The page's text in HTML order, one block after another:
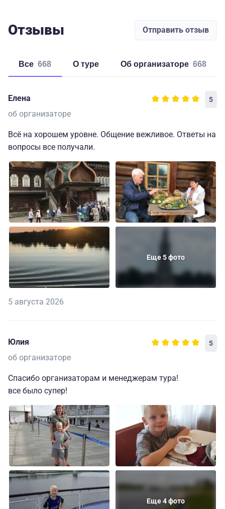
Отзывы Отправить отзыв
Все 668 о туре об организаторе 668
Елена 5
об организаторе
Всё на хорошем уровне. Общение вежливое. Ответы на
вопросы все получали.
Еще 5 фото
5 августа 2026
Юлия 5
об организаторе
Спасибо организаторам и менеджерам тура!
все было супер!
Еще 4 фото